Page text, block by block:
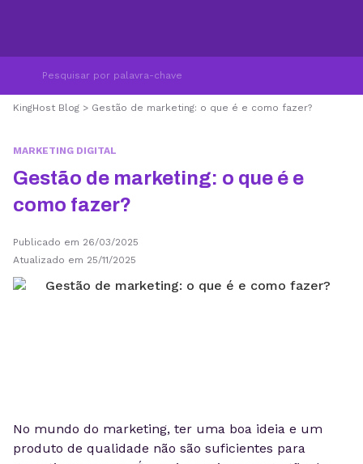
KingHost Blog > Gestão de marketing: o que é e como fazer?
MARKETING DIGITAL
Gestão de marketing: o que é e
como fazer?
Publicado em 26/03/2025
Atualizado em 25/11/2025
No mundo do marketing, ter uma boa ideia e um
produto de qualidade não são suficientes para